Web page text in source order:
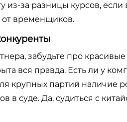
из-за разницы курсов,
от временщиков.
забудьте про
вся правда. Есть ли у
крупных партий наличие
в суде. Да, судиться с